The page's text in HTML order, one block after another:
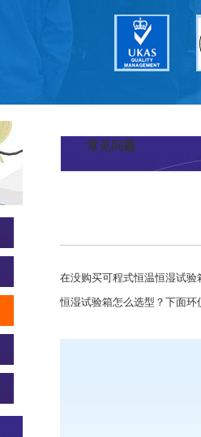
常见问题
在没购买可程式恒温恒湿试
恒湿试验箱怎么选型？下面